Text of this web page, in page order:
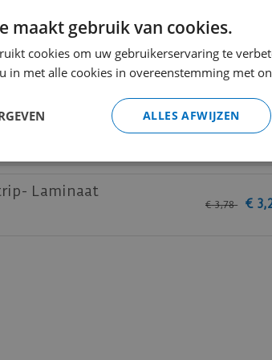
RAL9005
,60 € 10,
RAL9005
€ 18,50 € 13,
Laminaat
€ 3,78 € 3,
maakt gebruik van cookies.
cookies om uw gebruikerservaring te
in met alle cookies in overeenstemming met
ALLES AFWIJZEN